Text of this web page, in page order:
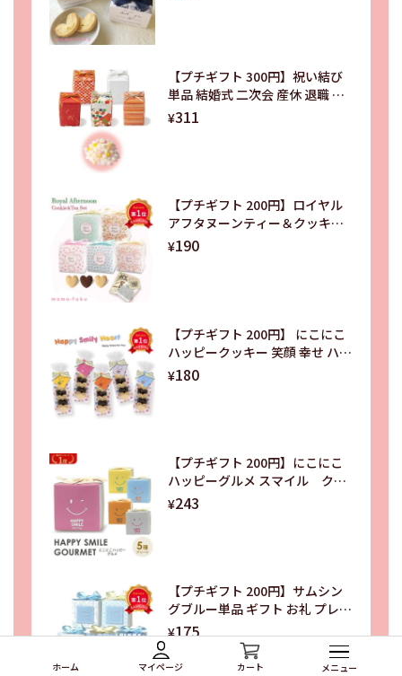
ホーム マイページ カート メニュー
【プチギフト 300円】祝い結び
単品 結婚式 二次会 産休 退職 お
菓子 おしゃれ 個包装 大人数 美
¥311
【プチギフト 200円】ロイヤル
アフタヌーンティー＆クッキー
かわいい ハート 5種類 クッ
¥190
【プチギフト 200円】 にこにこ
ハッピークッキー 笑顔 幸せ ハー
ト クッキー 5種 手のひらサイズ
¥180
【プチギフト 200円】にこにこ
ハッピーグルメ スマイル クッ
キー かわいい パイ 幼稚園
¥243
【プチギフト 200円】サムシン
グブルー単品 ギフト お礼 プレゼ
ント 嬉しい お菓子 結婚式 贈り
物 500円 雑貨 ちょっとした 大人
かわいい 結婚祝い 二次会
¥175